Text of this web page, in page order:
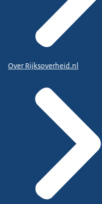
Over Rijksoverheid.nl